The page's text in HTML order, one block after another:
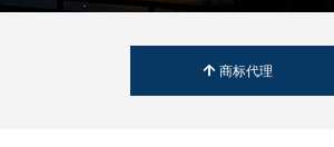
녕 商标代理